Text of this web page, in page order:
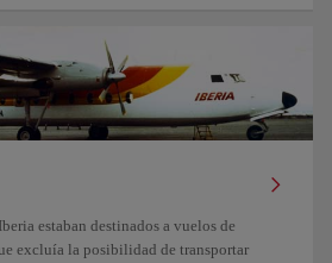
estaban destinados a vuelos de
excluía la posibilidad de transportar